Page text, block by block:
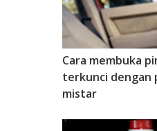
Cara membuka
terkunci dengan
mistar